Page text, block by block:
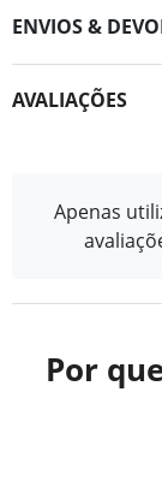
ENVIOS &
AVALIAÇÕES
Apenas
Por